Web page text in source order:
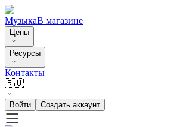
МузыкаВ магазине
Цены
Ресурсы
Контакты
🇷🇺
Войти Создать аккаунт